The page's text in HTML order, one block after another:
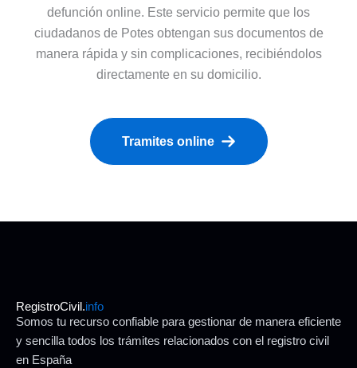
defunción online. Este servicio permite que los
ciudadanos de Potes obtengan sus documentos de
manera rápida y sin complicaciones, recibiéndolos
directamente en su domicilio.
Tramites online
RegistroCivil.info
Somos tu recurso confiable para gestionar de manera eficiente
y sencilla todos los trámites relacionados con el registro civil
en España